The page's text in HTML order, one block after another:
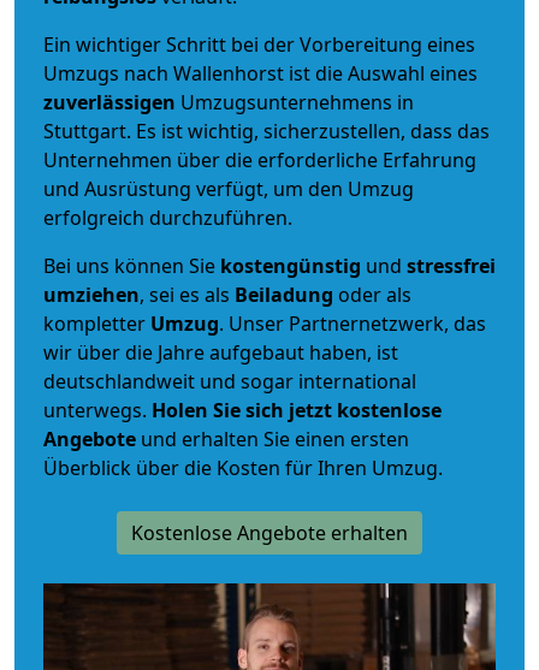
Ein wichtiger Schritt bei der Vorbereitung eines
Umzugs nach Wallenhorst ist die Auswahl eines
zuverlässigen Umzugsunternehmens in
Stuttgart. Es ist wichtig, sicherzustellen, dass das
Unternehmen über die erforderliche Erfahrung
und Ausrüstung verfügt, um den Umzug
erfolgreich durchzuführen.
Bei uns können Sie kostengünstig und stressfrei
umziehen, sei es als Beiladung oder als
kompletter Umzug. Unser Partnernetzwerk, das
wir über die Jahre aufgebaut haben, ist
deutschlandweit und sogar international
unterwegs. Holen Sie sich jetzt kostenlose
Angebote und erhalten Sie einen ersten
Überblick über die Kosten für Ihren Umzug.
Kostenlose Angebote erhalten